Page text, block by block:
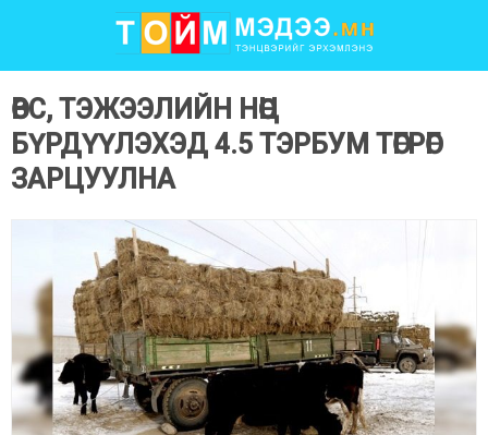
ӨВС, ТЭЖЭЭЛИЙН НӨӨЦ
БҮРДҮҮЛЭХЭД 4.5 ТЭРБУМ ТӨГРӨГ
ЗАРЦУУЛНА